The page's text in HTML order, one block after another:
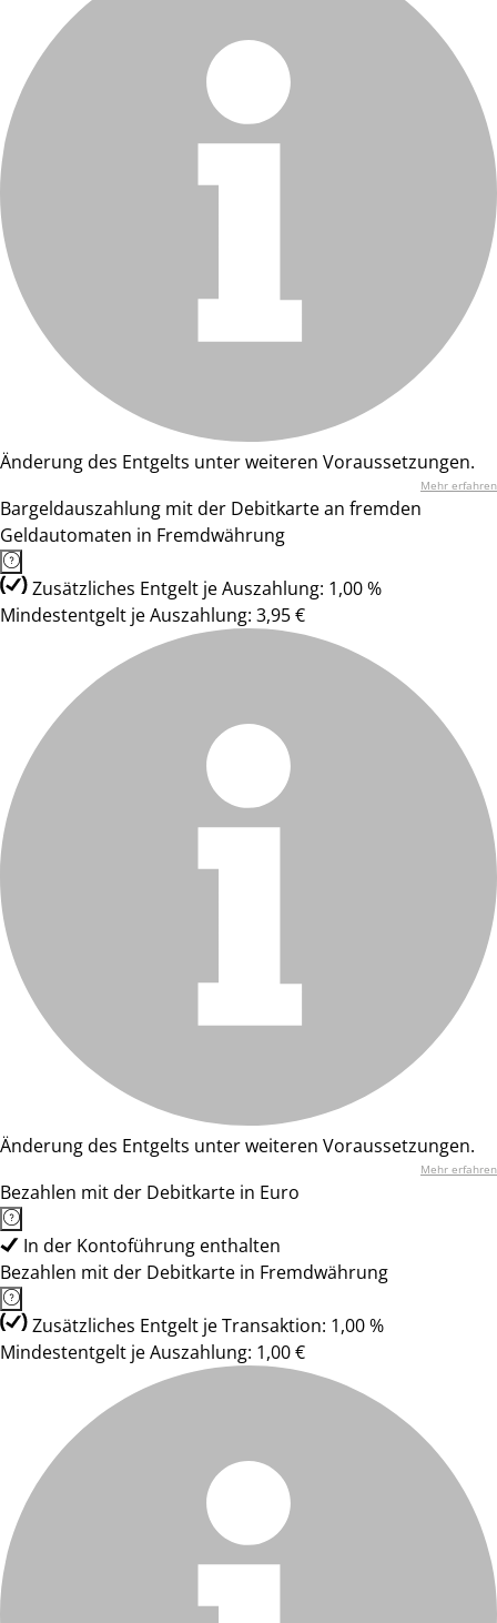
Änderung des Entgelts unter weiteren Voraussetzungen.
Mehr erfahren
Bargeldauszahlung mit der Debitkarte an fremden
Geldautomaten in Fremdwährung
Zusätzliches Entgelt je Auszahlung: 1,00 %
Mindestentgelt je Auszahlung: 3,95 €
Änderung des Entgelts unter weiteren Voraussetzungen.
Mehr erfahren
Bezahlen mit der Debitkarte in Euro
In der Kontoführung enthalten
Bezahlen mit der Debitkarte in Fremdwährung
Zusätzliches Entgelt je Transaktion: 1,00 %
Mindestentgelt je Auszahlung: 1,00 €